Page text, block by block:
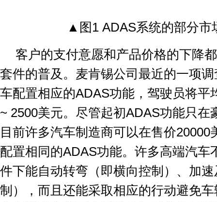
▲ 图 1 ADAS系统的部分市
客户的支付意愿和产品价格的下降
套件的普及。麦肯锡公司最近的一项
车配置相应的ADAS功能，驾驶员将平
~ 2500美元。尽管起初ADAS功能只在
目前许多汽车制造商可以在售价20000
配置相同的ADAS功能。许多高端汽车
件下能自动转弯（即横向控制）、加
制），而且还能采取相应的行动避免